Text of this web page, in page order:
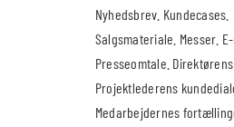
Nyhedsbrev. Kundecases.
Salgsmateriale. Messer.
Presseomtale.
Projektlederens
Medarbejdernes